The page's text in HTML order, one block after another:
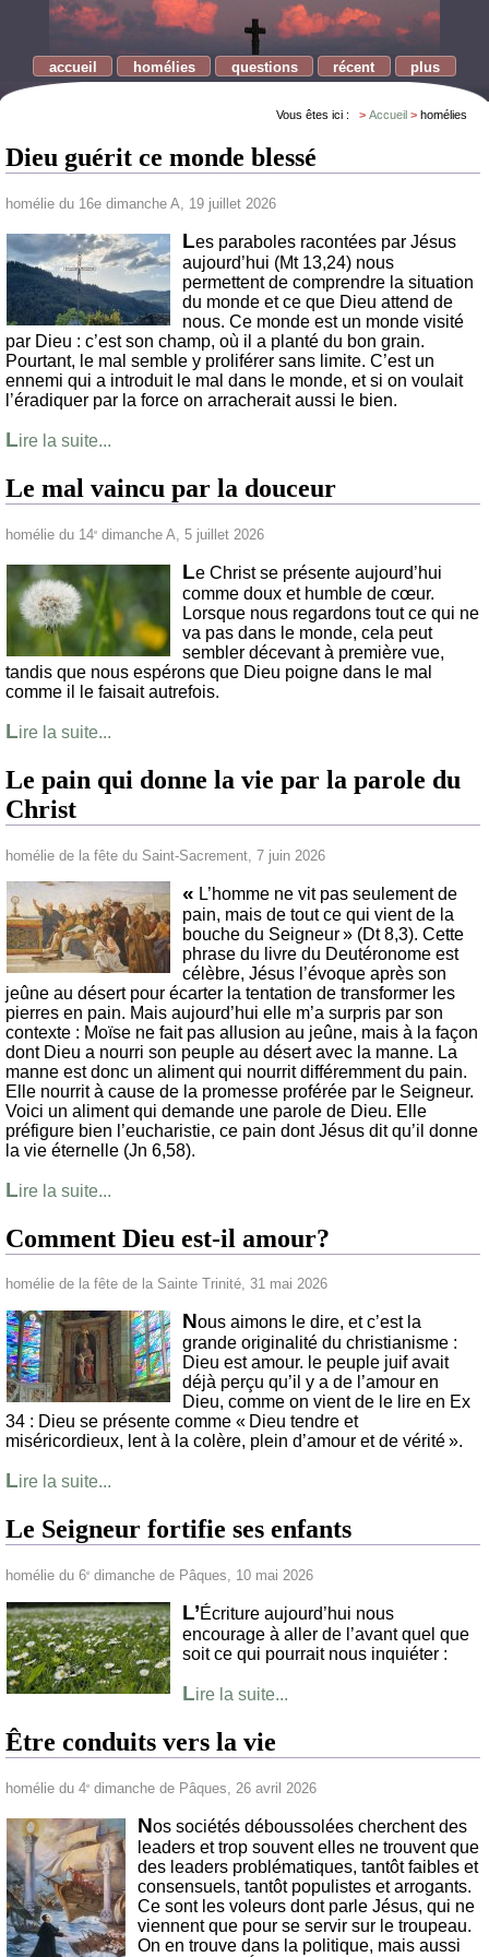
accueil homélies questions récent plus
Vous êtes ici : Accueil homélies
Dieu guérit ce monde blessé
homélie du 16e dimanche A, 19 juillet 2026
Les paraboles racontées par Jésus
aujourd’hui (Mt 13,24) nous
permettent de comprendre la situation
du monde et ce que Dieu attend de
nous. Ce monde est un monde visité
par Dieu : c’est son champ, où il a planté du bon grain.
Pourtant, le mal semble y proliférer sans limite. C’est un
ennemi qui a introduit le mal dans le monde, et si on voulait
l’éradiquer par la force on arracherait aussi le bien.
Lire la suite...
Le mal vaincu par la douceur
homélie du 14e dimanche A, 5 juillet 2026
Le Christ se présente aujourd’hui
comme doux et humble de cœur.
Lorsque nous regardons tout ce qui ne
va pas dans le monde, cela peut
sembler décevant à première vue,
tandis que nous espérons que Dieu poigne dans le mal
comme il le faisait autrefois.
Lire la suite...
Le pain qui donne la vie par la parole du
Christ
homélie de la fête du Saint-Sacrement, 7 juin 2026
« L’homme ne vit pas seulement de
pain, mais de tout ce qui vient de la
bouche du Seigneur » (Dt 8,3). Cette
phrase du livre du Deutéronome est
célèbre, Jésus l’évoque après son
jeûne au désert pour écarter la tentation de transformer les
pierres en pain. Mais aujourd’hui elle m’a surpris par son
contexte : Moïse ne fait pas allusion au jeûne, mais à la façon
dont Dieu a nourri son peuple au désert avec la manne. La
manne est donc un aliment qui nourrit différemment du pain.
Elle nourrit à cause de la promesse proférée par le Seigneur.
Voici un aliment qui demande une parole de Dieu. Elle
préfigure bien l’eucharistie, ce pain dont Jésus dit qu’il donne
la vie éternelle (Jn 6,58).
Lire la suite...
Comment Dieu est-il amour?
homélie de la fête de la Sainte Trinité, 31 mai 2026
Nous aimons le dire, et c’est la
grande originalité du christianisme :
Dieu est amour. le peuple juif avait
déjà perçu qu’il y a de l’amour en
Dieu, comme on vient de le lire en Ex
34 : Dieu se présente comme « Dieu tendre et
miséricordieux, lent à la colère, plein d’amour et de vérité ».
Lire la suite...
Le Seigneur fortifie ses enfants
homélie du 6e dimanche de Pâques, 10 mai 2026
L’Écriture aujourd’hui nous
encourage à aller de l’avant quel que
soit ce qui pourrait nous inquiéter :
Lire la suite...
Être conduits vers la vie
homélie du 4e dimanche de Pâques, 26 avril 2026
Nos sociétés déboussolées cherchent des
leaders et trop souvent elles ne trouvent que
des leaders problématiques, tantôt faibles et
consensuels, tantôt populistes et arrogants.
Ce sont les voleurs dont parle Jésus, qui ne
viennent que pour se servir sur le troupeau.
On en trouve dans la politique, mais aussi